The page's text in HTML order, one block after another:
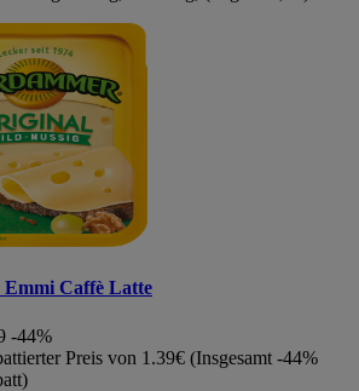
Emmi Caffè Latte
-44%
Preis von 1.39€ (Insgesamt -44%